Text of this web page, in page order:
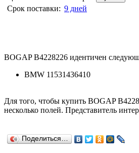
Срок поставки: 9 дней
BOGAP B4228226 идентичен
BMW 11531436410
Для того, чтобы купить BOGAP
несколько полей. Представитель
Поделиться…